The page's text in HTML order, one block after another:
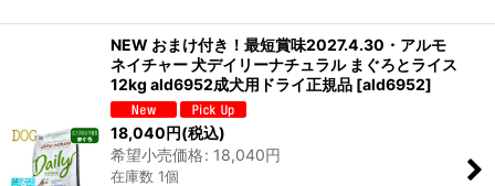
NEW おまけ付き！最短賞味2027.4.30・アルモ
ネイチャー 犬デイリーナチュラル まぐろとライス
12kg ald6952成犬用ドライ正規品 [ald6952]
18,040円(税込)
希望小売価格: 18,040円
在庫数 1個